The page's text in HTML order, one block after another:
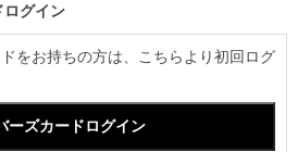
ログイン
をお持ちの方は、こちらより初回ログ